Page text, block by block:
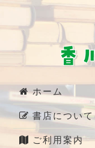
ホーム
書店について
ご利用案内